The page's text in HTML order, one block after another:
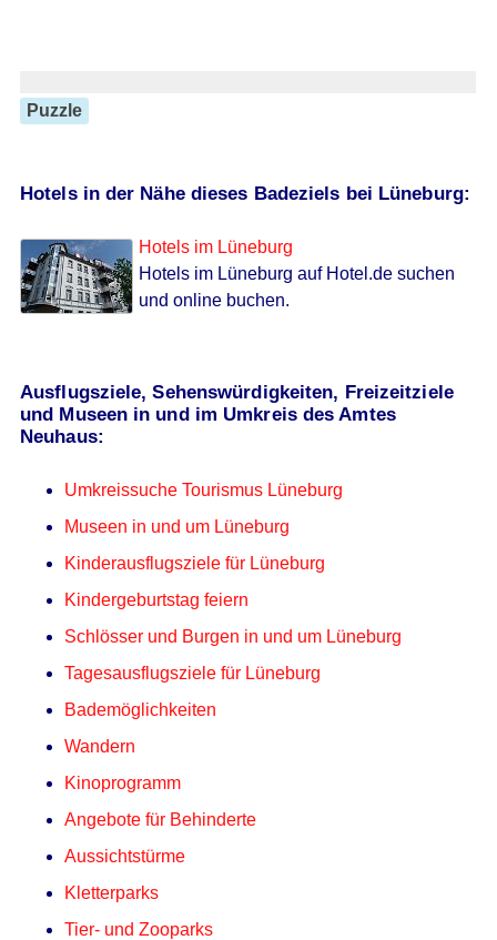
Puzzle
Hotels in der Nähe dieses Badeziels bei Lüneburg:
Hotels im Lüneburg
Hotels im Lüneburg auf Hotel.de suchen
und online buchen.
Ausflugsziele, Sehenswürdigkeiten, Freizeitziele
und Museen in und im Umkreis des Amtes
Neuhaus:
Umkreissuche Tourismus Lüneburg
Museen in und um Lüneburg
Kinderausflugsziele für Lüneburg
Kindergeburtstag feiern
Schlösser und Burgen in und um Lüneburg
Tagesausflugsziele für Lüneburg
Bademöglichkeiten
Wandern
Kinoprogramm
Angebote für Behinderte
Aussichtstürme
Kletterparks
Tier- und Zooparks